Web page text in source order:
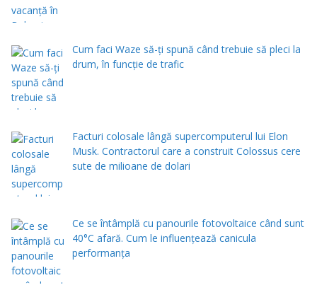
Cum faci Waze să-ți spună când trebuie să pleci la
drum, în funcție de trafic
Facturi colosale lângă supercomputerul lui Elon
Musk. Contractorul care a construit Colossus cere
sute de milioane de dolari
Ce se întâmplă cu panourile fotovoltaice când sunt
40°C afară. Cum le influențează canicula
performanța